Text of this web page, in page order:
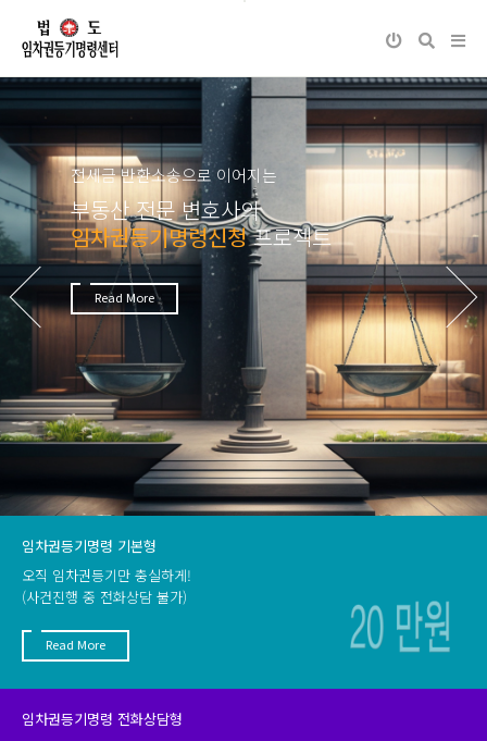
전세금 반환소송으로 이어지는
부동산 전문 변호사의
임차권등기명령신청프로젝트
Read More
Previous
Next
임차권등기명령 기본형
오직 임차권등기만 충실하게!
(사건진행 중 전화상담 불가)
Read More
임차권등기명령 전화상담형